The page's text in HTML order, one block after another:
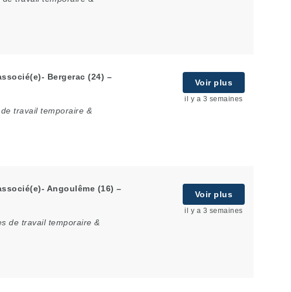
Bergerac (24) –
travail temporaire &
Voir plus
il y a 3 semaines
Angoulême (16) –
de travail temporaire &
Voir plus
il y a 3 semaines